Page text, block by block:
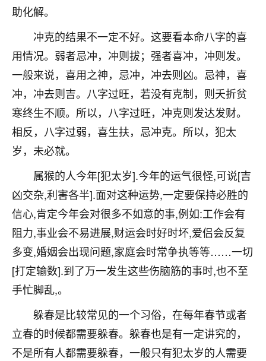
助化解。
冲克的结果不一定不好。这要看本命八字的喜
用情况。弱者忌冲，冲则拔；强者喜冲，冲则发。
一般来说，喜用之神，忌冲，冲去则凶。忌神，喜
冲，冲去则吉。八字过旺，若没有克制，则夭折贫
寒终生不顺。所以，八字过旺，冲克则发达发财。
相反，八字过弱，喜生扶，忌冲克。所以，犯太
岁，未必就。
属猴的人今年[犯太岁].今年的运气很怪,可说[吉
凶交杂,利害各半].面对这种运势,一定要保持必胜的
信心,肯定今年会对很多不如意的事,例如:工作会有
阻力,事业会不易进展,财运会时好时坏,爱侣会反复
多变,婚姻会出现问题,家庭会时常争执等等……一切
[打定输数].到了万一发生这些伤脑筋的事时,也不至
手忙脚乱,。
躲春是比较常见的一个习俗，在每年春节或者
立春的时候都需要躲春。躲春也是有一定讲究的，
不是所有人都需要躲春，一般只有犯太岁的人需要
家底快败光了，真是倒霉！我也想找人看看到底怎么
回事？
鹿森：你可以找老师看看，人有时不服命不行
啊！
太阳当空赵：我也做餐饮的，生意不算大，但
是我从找店开始都是找慧来老师跟进的，选
址、风水、还有开业日子，哪哪都看了，虽然
大环境不好，但是我家生意还可以，前几天又
刚找老师做了补财库，希望财运更好一点！
2小时前 来自海南
梦醒时分
我女儿高二叛逆，大半年不上学，一说她就要死要活
的，把我们两口子愁的不行，朋友给我推荐的慧来老
师，一开始我是病急乱投医，这半年来，法事一个个
做完，我女儿跟变了个人一样，不期望她能考多好的
大学，只要能安安稳稳的把书读了，身体心理都健健
康康的我就很知足了！
鹿森
3小时前 来自河北 16
付深